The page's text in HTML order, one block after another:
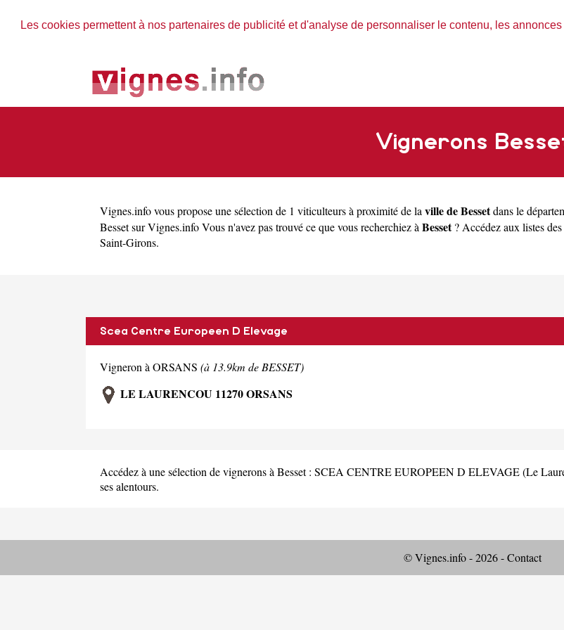
Les cookies permettent à nos partenaires de publicité et d'analyse de personnaliser le contenu, les
Vignerons
Vignes.infovous propose une sélection de 1 viticulteurs à proximité de la ville de Bessetdans le
Besset sur Vignes.info Vous n'avez pas trouvé ce que vous recherchiez à Besset? Accédez aux listes
Saint-Girons.
Scea Centre Europeen D Elevage
Vigneron à ORSANS (à 13.9km de BESSET)
LE LAURENCOU 11270 ORSANS
Accédez à une sélection de vignerons à Besset : SCEA CENTRE EUROPEEN D ELEVAGE (Le
ses alentours.
© Vignes.info - 2026 -Contact